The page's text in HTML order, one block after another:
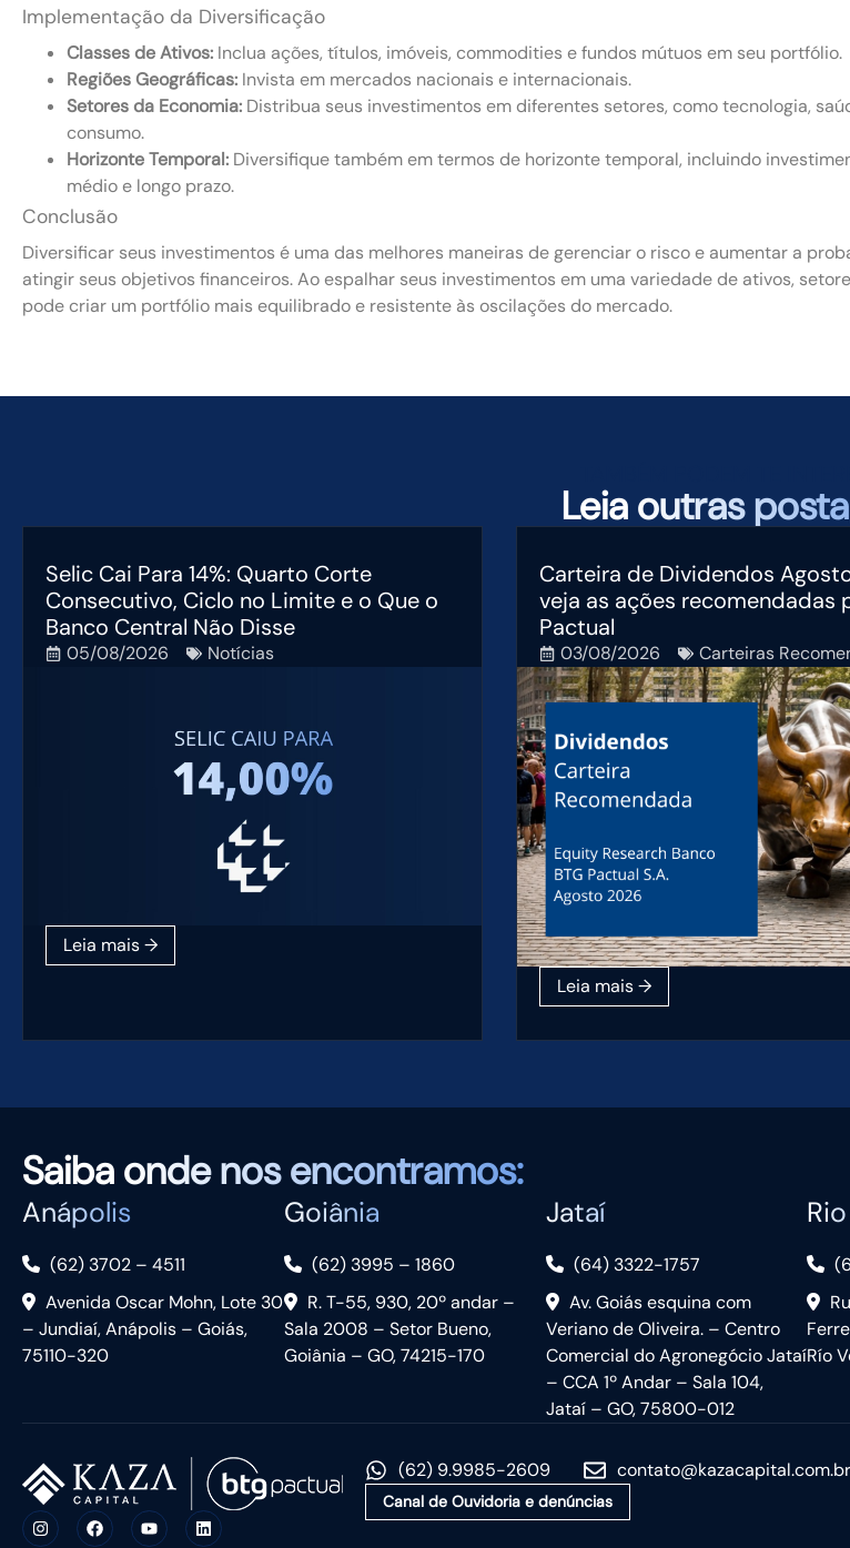
Implementação da Diversificação
Classes de Ativos: Inclua ações, títulos, imóveis, commodities e fundos mútuos em seu portfólio.
Regiões Geográficas: Invista em mercados nacionais e internacionais.
Setores da Economia: Distribua seus investimentos em diferentes setores, como tecnologia,
consumo.
Horizonte Temporal: Diversifique também em termos de horizonte temporal, incluindo
médio e longo prazo.
Conclusão
Diversificar seus investimentos é uma das melhores maneiras de gerenciar o risco e aumentar a
atingir seus objetivos financeiros. Ao espalhar seus investimentos em uma variedade de ativos,
pode criar um portfólio mais equilibrado e resistente às oscilações do mercado.
Leiaoutras
Selic Cai Para 14%: Quarto Corte
Consecutivo, Ciclo no Limite e o Que o
Banco Central Não Disse
05/08/2026 Notícias
Carteira de Dividendos
veja as ações recomendadas
Pactual
03/08/2026 Carteiras
Saibaonde nos encontramos:
Anápolis
(62) 3702 – 4511
Avenida Oscar Mohn, Lote 30
– Jundiaí, Anápolis – Goiás,
75110-320
Goiânia
(62) 3995 – 1860
R. T-55, 930, 20º andar –
Sala 2008 – Setor Bueno,
Goiânia – GO, 74215-170
Jataí
(64) 3322-1757
Av. Goiás esquina com
Veriano de Oliveira. – Centro
Comercial do Agronegócio Jataí
– CCA 1º Andar – Sala 104,
Jataí – GO, 75800-012
Río
(62) 9.9985-2609 contato@kazacapital.com.br
Canal de Ouvidoria e denúncias